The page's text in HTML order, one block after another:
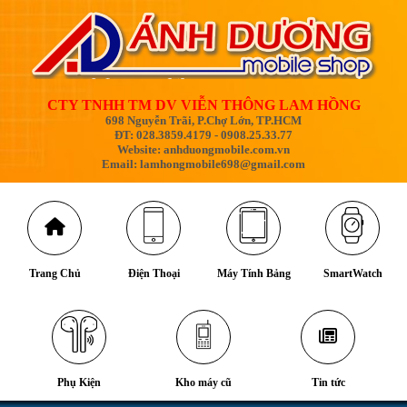
CTY TNHH TM DV VIỄN THÔNG LAM HỒNG
698 Nguyễn Trãi, P.Chợ Lớn, TP.HCM
ĐT: 028.3859.4179 - 0908.25.33.77
Website: anhduongmobile.com.vn
Email: lamhongmobile698@gmail.com
Trang Chủ Điện Thoại Máy Tính Bảng SmartWatch
Phụ Kiện Kho máy cũ Tin tức